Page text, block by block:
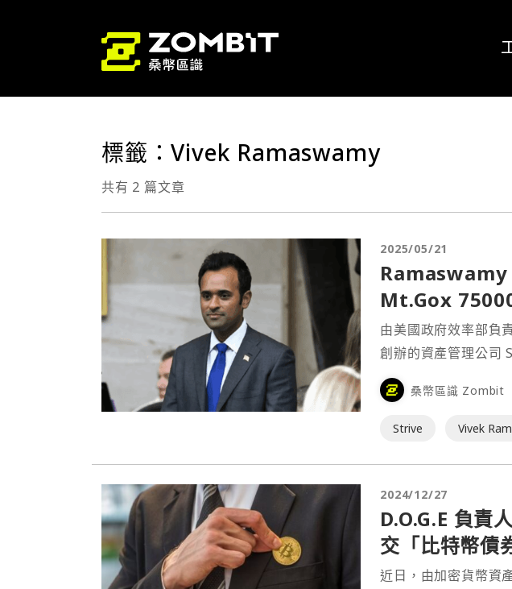
標籤：Vivek Ramaswamy
共有 2 篇文章
2025/05/21
Ramaswamy
Mt.Gox
務戰略
由美國政府效率部負
創辦的資產管理公
購尚未分配的比特幣
值 80 億美元的比特
桑幣區識 Zombit
Strive Vivek
2024/12/27
D.O.G.E 負責
交「比特幣債
新型投資工具
近日，由加密貨幣資